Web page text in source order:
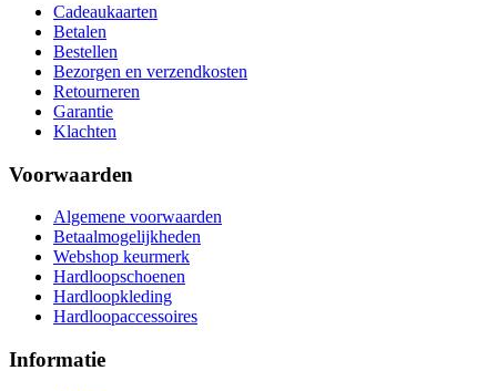
Cadeaukaarten
Betalen
Bestellen
Bezorgen en verzendkosten
Retourneren
Garantie
Klachten
Voorwaarden
Algemene voorwaarden
Betaalmogelijkheden
Webshop keurmerk
Hardloopschoenen
Hardloopkleding
Hardloopaccessoires
Informatie